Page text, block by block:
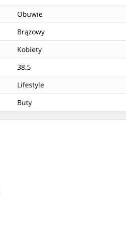
Obuwie
Brązowy
Kobiety
38.5
Lifestyle
Buty